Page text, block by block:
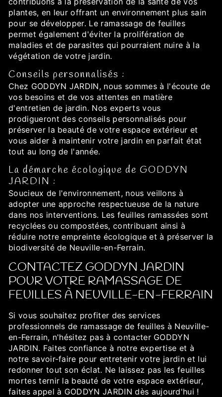
plantes, en leur offrant un environnement plus sain
pour se développer. Le ramassage de feuilles
permet également d'éviter la prolifération de
maladies et de parasites qui pourraient nuire à la
végétation de votre jardin.
Conseils personnalisés :
Chez GODDYN JARDIN, nous sommes à l'écoute de
vos besoins et de vos attentes en matière
d'entretien de jardin. Nos experts vous
prodigueront des conseils personnalisés pour
préserver la beauté de votre espace extérieur et
vous aider à maintenir votre jardin en parfait état
tout au long de l'année.
La démarche écologique de GODDYN
JARDIN :
Soucieux de l'environnement, nous veillons à
adopter une approche respectueuse de la nature
dans nos interventions. Les feuilles ramassées sont
recyclées ou compostées, contribuant ainsi à
réduire notre empreinte écologique et à préserver la
biodiversité de Neuville-en-Ferrain.
CONTACTEZ GODDYN JARDIN
POUR VOTRE RAMASSAGE DE
FEUILLES À NEUVILLE-EN-FERRAIN
Si vous souhaitez profiter des services
professionnels de ramassage de feuilles à Neuville-
en-Ferrain, n'hésitez pas à contacter GODDYN
JARDIN. Faites confiance à notre expertise et à
notre savoir-faire pour entretenir votre jardin et lui
redonner tout son éclat. Ne laissez pas les feuilles
mortes ternir la beauté de votre espace extérieur,
faites appel à GODDYN JARDIN dès aujourd'hui !